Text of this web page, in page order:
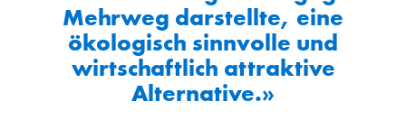
Mehrweg darstellte, eine
ökologisch sinnvolle und
wirtschaftlich attraktive
Alternative.»